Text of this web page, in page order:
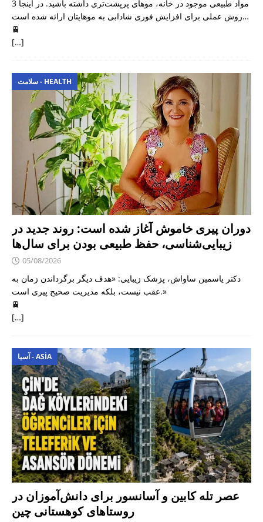
مواد طبیعی موجود در خانه، موهای پرپشت‌تری داشته باشید. در اینجا 3
روش عملی برای افزایش فوری شادابی به موهایتان ارائه شده است…
🚆
[…]
سلامت - HEALTH
دوران پیری خاموش آغاز شده است: روند جدید در
زیبایی‌شناسی، حفظ طبیعی بودن برای سال‌ها
05/08/2026
دکتر یاسمین ساواش، پزشک زیبایی: «هدف دیگر برگرداندن زمان به
عقب نیست، بلکه مدیریت صحیح پیری است.»
🚆
[…]
آسیا - ASIA
عصر تله کابین و آسانسور برای دانش‌آموزان در
روستاهای کوهستانی چین